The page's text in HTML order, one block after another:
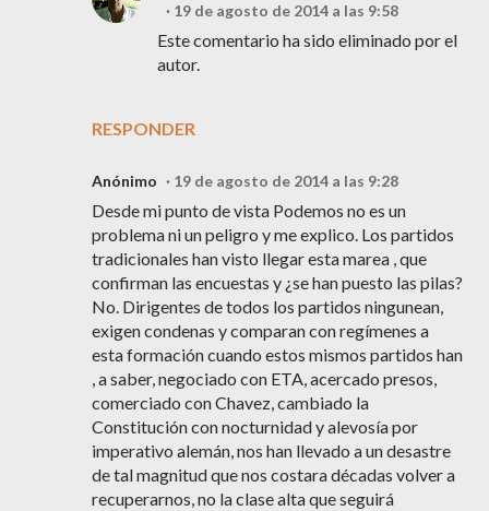
RESPONDER
19 de agosto de 2014 a las 9:58
Este comentario ha sido eliminado por el
autor.
Anónimo 19 de agosto de 2014 a las 9:28
Desde mi punto de vista Podemos no es un
problema ni un peligro y me explico. Los partidos
tradicionales han visto llegar esta marea , que
confirman las encuestas y ¿se han puesto las pilas?
No. Dirigentes de todos los partidos ningunean,
exigen condenas y comparan con regímenes a
esta formación cuando estos mismos partidos han
, a saber, negociado con ETA, acercado presos,
comerciado con Chavez, cambiado la
Constitución con nocturnidad y alevosía por
imperativo alemán, nos han llevado a un desastre
de tal magnitud que nos costara décadas volver a
recuperarnos, no la clase alta que seguirá